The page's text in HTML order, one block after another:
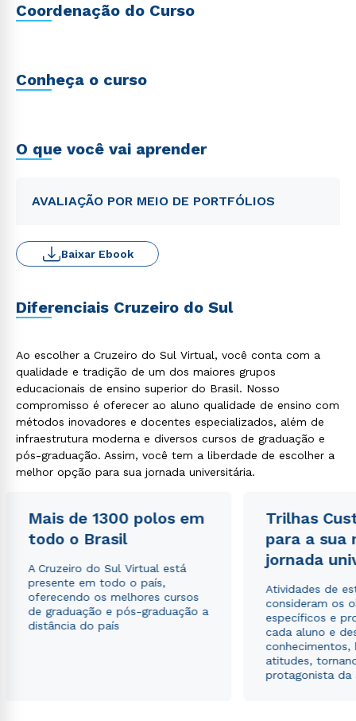
Coordenação do Curso
Conheça o curso
O que você vai aprender
AVALIAÇÃO POR MEIO DE PORTFÓLIOS
Baixar Ebook
Diferenciais Cruzeiro do Sul
Ao escolher a Cruzeiro do Sul Virtual, você conta com a
qualidade e tradição de um dos maiores grupos
educacionais de ensino superior do Brasil. Nosso
compromisso é oferecer ao aluno qualidade de ensino com
métodos inovadores e docentes especializados, além de
infraestrutura moderna e diversos cursos de graduação e
pós-graduação. Assim, você tem a liberdade de escolher a
melhor opção para sua jornada universitária.
Mais de 1300 polos em
todo o Brasil
A Cruzeiro do Sul Virtual está
presente em todo o país,
oferecendo os melhores cursos
de graduação e pós-graduação a
distância do país
Trilhas
para a sua
jornada
Atividades de
consideram os
específicos e
cada aluno e
conhecimentos,
atitudes,
protagonista da